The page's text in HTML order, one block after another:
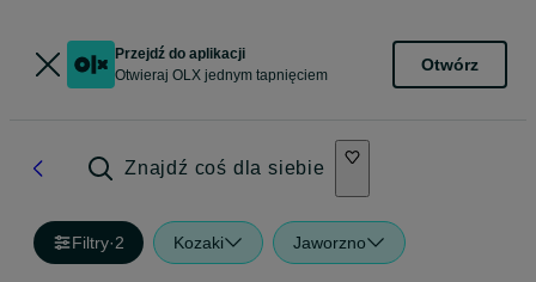
Przejdź do aplikacji
Otwieraj OLX jednym tapnięciem
Otwórz
Znajdź coś dla siebie
Filtry·2 Kozaki Jaworzno